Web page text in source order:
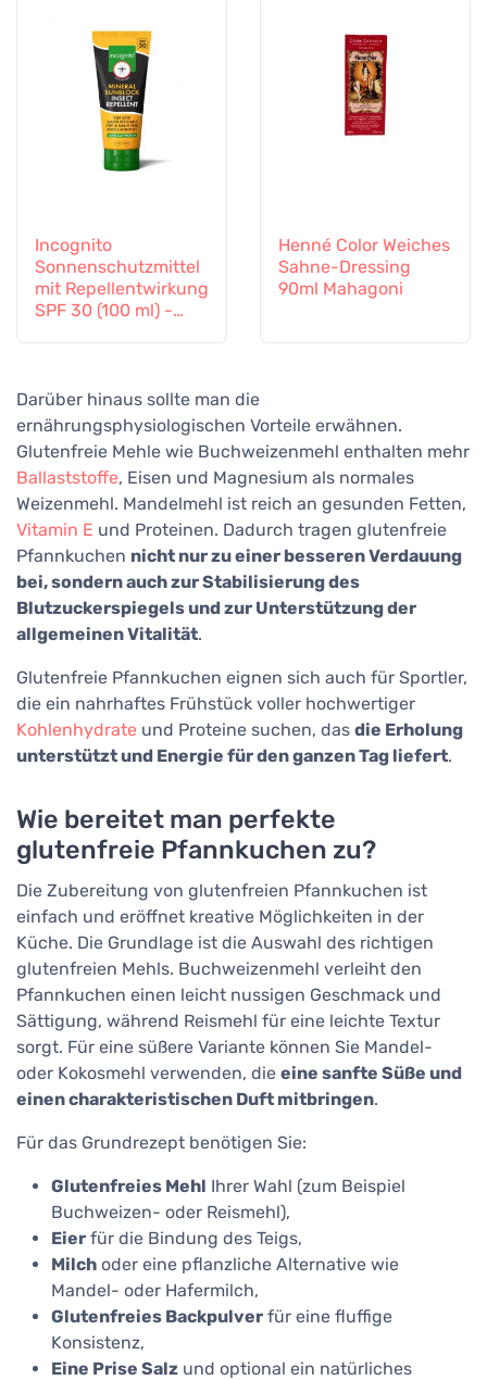
Incognito
Sonnenschutzmittel
mit Repellentwirkung
SPF 30 (100 ml) -
Henné Color Weiches
Sahne-Dressing
90ml Mahagoni
Darüber hinaus sollte man die
ernährungsphysiologischen Vorteile erwähnen.
Glutenfreie Mehle wie Buchweizenmehl enthalten mehr
Ballaststoffe, Eisen und Magnesium als normales
Weizenmehl. Mandelmehl ist reich an gesunden Fetten,
Vitamin E und Proteinen. Dadurch tragen glutenfreie
Pfannkuchen nicht nur zu einer besseren Verdauung
bei, sondern auch zur Stabilisierung des
Blutzuckerspiegels und zur Unterstützung der
allgemeinen Vitalität.
Glutenfreie Pfannkuchen eignen sich auch für Sportler,
die ein nahrhaftes Frühstück voller hochwertiger
Kohlenhydrate und Proteine suchen, das die Erholung
unterstützt und Energie für den ganzen Tag liefert.
Wie bereitet man perfekte
glutenfreie Pfannkuchen zu?
Die Zubereitung von glutenfreien Pfannkuchen ist
einfach und eröffnet kreative Möglichkeiten in der
Küche. Die Grundlage ist die Auswahl des richtigen
glutenfreien Mehls. Buchweizenmehl verleiht den
Pfannkuchen einen leicht nussigen Geschmack und
Sättigung, während Reismehl für eine leichte Textur
sorgt. Für eine süßere Variante können Sie Mandel-
oder Kokosmehl verwenden, die eine sanfte Süße und
einen charakteristischen Duft mitbringen.
Für das Grundrezept benötigen Sie:
Glutenfreies Mehl Ihrer Wahl (zum Beispiel
Buchweizen- oder Reismehl),
Eier für die Bindung des Teigs,
Milch oder eine pflanzliche Alternative wie
Mandel- oder Hafermilch,
Glutenfreies Backpulver für eine fluffige
Konsistenz,
Eine Prise Salz und optional ein natürliches